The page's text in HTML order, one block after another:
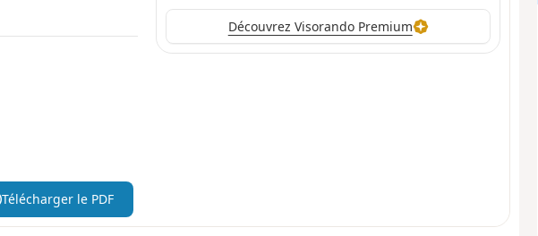
Découvrez Visorando Premium
Télécharger le PDF